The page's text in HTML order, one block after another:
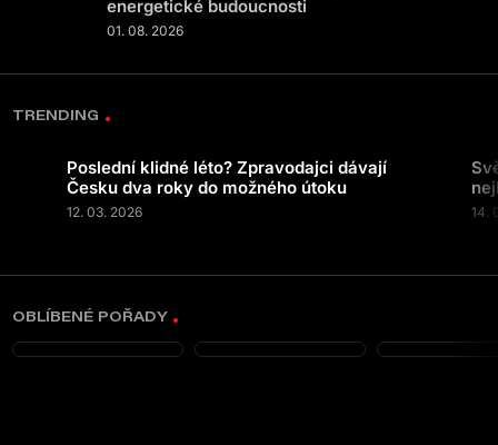
energetické budoucnosti
01. 08. 2026
TRENDING
Poslední klidné léto? Zpravodajci dávají
Česku dva roky do možného útoku
12. 03. 2026 14.
OBLÍBENÉ POŘADY